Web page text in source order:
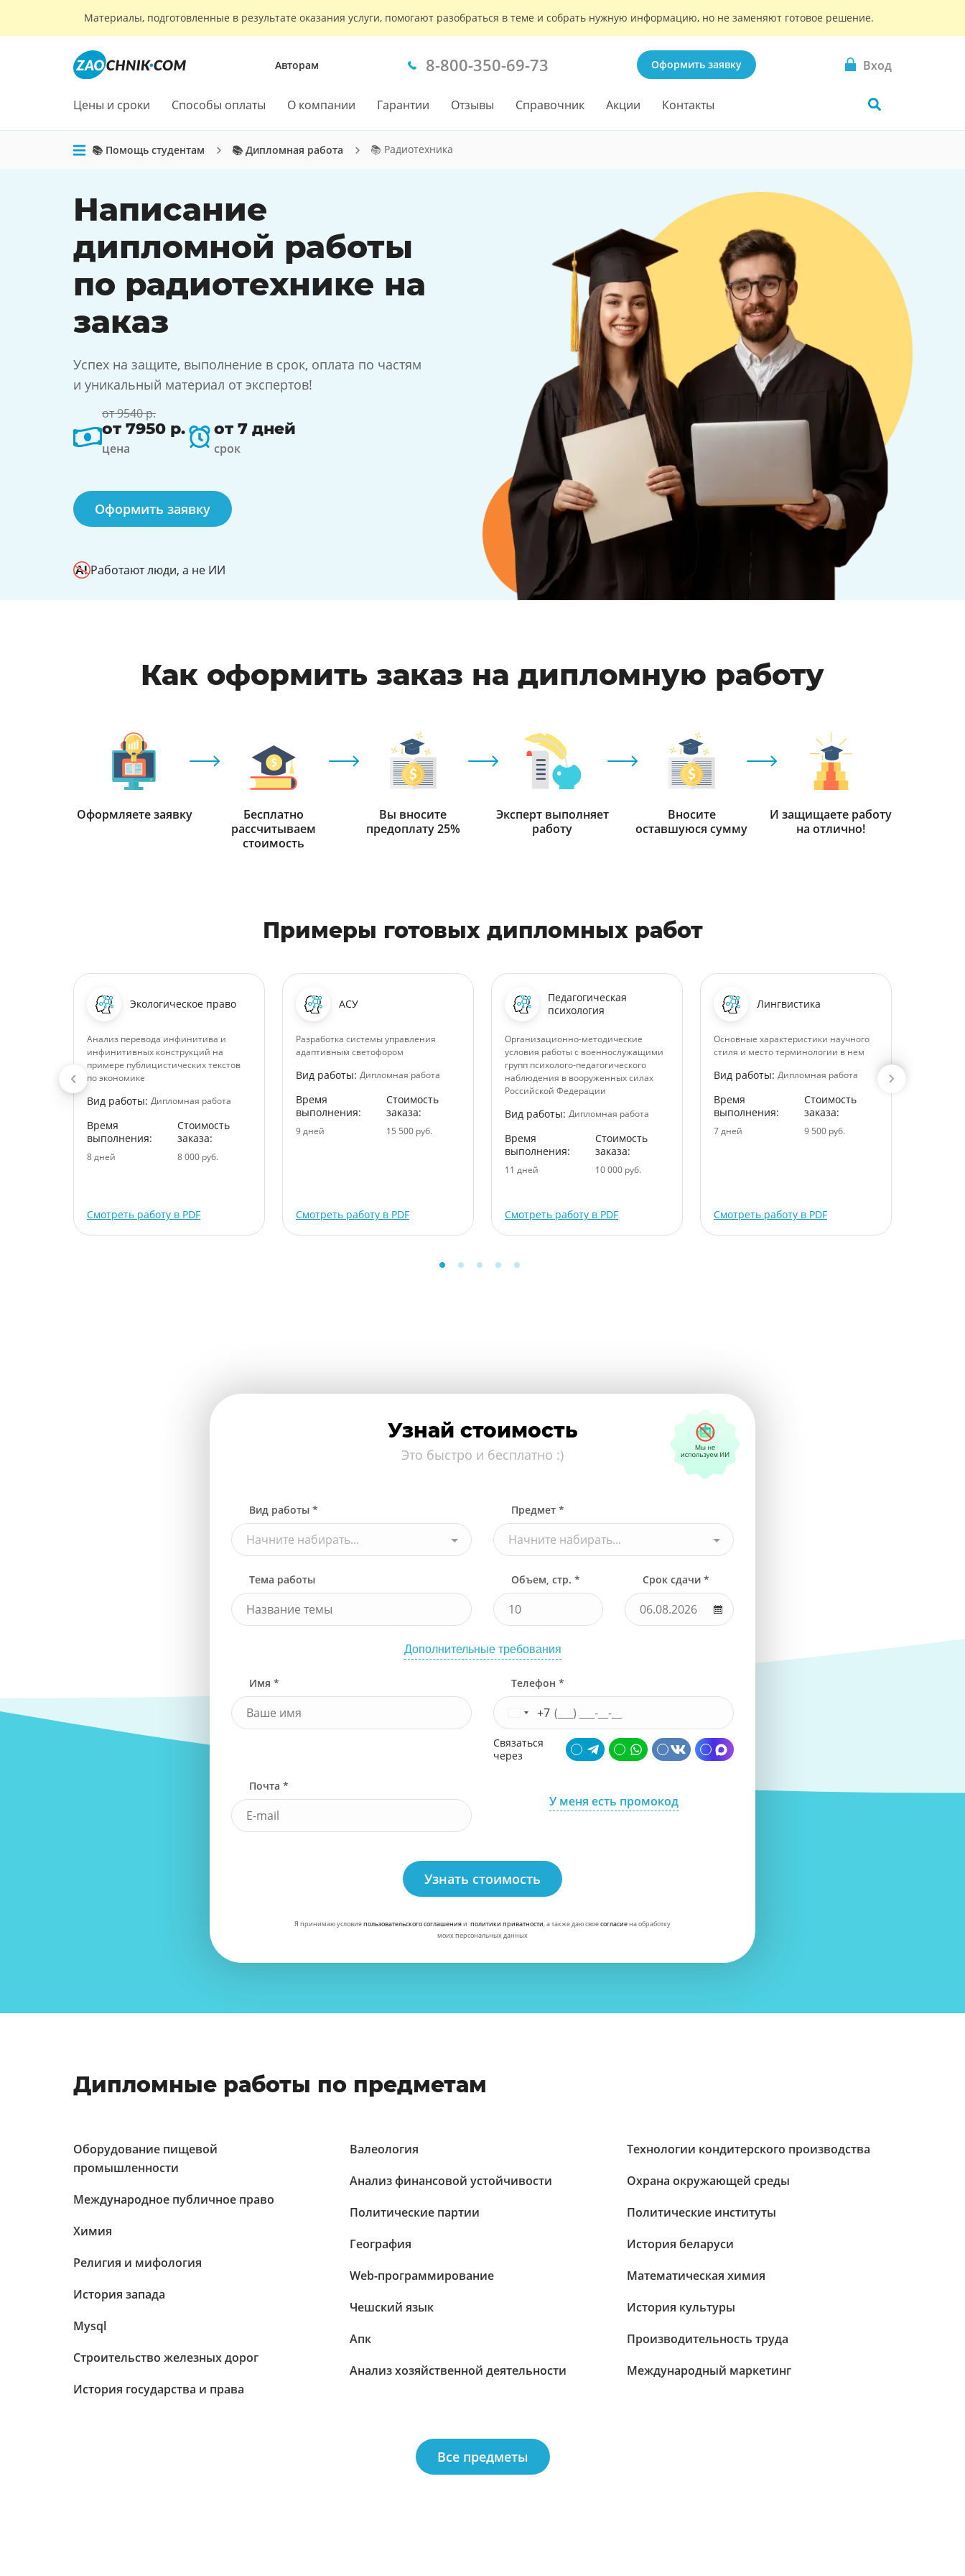
Материалы, подготовленные в результате оказания услуги, помогают разобраться в теме и собрать нужную информацию, но не заменяют готовое решение.
Авторам 8-800-350-69-73 Оформить заявку Вход
Цены и сроки Способы оплаты О компании Гарантии Отзывы Справочник Акции Контакты
📚 Помощь студентам 📚 Дипломная работа 📚 Радиотехника
Написание
дипломной работы
по радиотехнике на
заказ
Успех на защите, выполнение в срок, оплата по частям
и уникальный материал от экспертов!
от 9540 р.
от 7950 р.
цена
от 7 дней
срок
Оформить заявку
Работают люди, а не ИИ
Как оформить заказ на дипломную работу
Оформляете заявку
Бесплатно
рассчитываем
стоимость
Вы вносите
предоплату 25%
Эксперт выполняет
работу
Вносите
оставшуюся сумму
И защищаете работу
на отлично!
Примеры готовых дипломных работ
Экологическое право
Анализ перевода инфинитива и
инфинитивных конструкций на
примере публицистических текстов
по экономике
Вид работы: Дипломная работа
Время
выполнения:
8 дней
Стоимость
заказа:
8 000 руб.
Смотреть работу в PDF
АСУ
Разработка системы управления
адаптивным светофором
Вид работы: Дипломная работа
Время
выполнения:
9 дней
Стоимость
заказа:
15 500 руб.
Смотреть работу в PDF
Педагогическая
психология
Организационно-методические
условия работы с военнослужащими
групп психолого-педагогического
наблюдения в вооруженных силах
Российской Федерации
Вид работы: Дипломная работа
Время
выполнения:
11 дней
Стоимость
заказа:
10 000 руб.
Смотреть работу в PDF
Лингвистика
Основные характеристики научного
стиля и место терминологии в нем
Вид работы: Дипломная работа
Время
выполнения:
7 дней
Стоимость
заказа:
9 500 руб.
Смотреть работу в PDF
Узнай стоимость
Это быстро и бесплатно :)
Вид работы *
Начните набирать...
Предмет *
Начните набирать...
Тема работы Объем, стр. * Срок сдачи *
Дополнительные требования
Имя * Телефон *
+7
Связаться
через
Почта *
У меня есть промокод
Узнать стоимость
Я принимаю условияпользовательского соглашенияи политики приватности, а также даю своесогласиена обработку
моих персональных данных
Дипломные работы по предметам
Оборудование пищевой
промышленности
Международное публичное право
Химия
Религия и мифология
История запада
Mysql
Строительство железных дорог
История государства и права
Валеология
Анализ финансовой устойчивости
Политические партии
География
Web-программирование
Чешский язык
Апк
Анализ хозяйственной деятельности
Технологии кондитерского производства
Охрана окружающей среды
Политические институты
История беларуси
Математическая химия
История культуры
Производительность труда
Международный маркетинг
Все предметы